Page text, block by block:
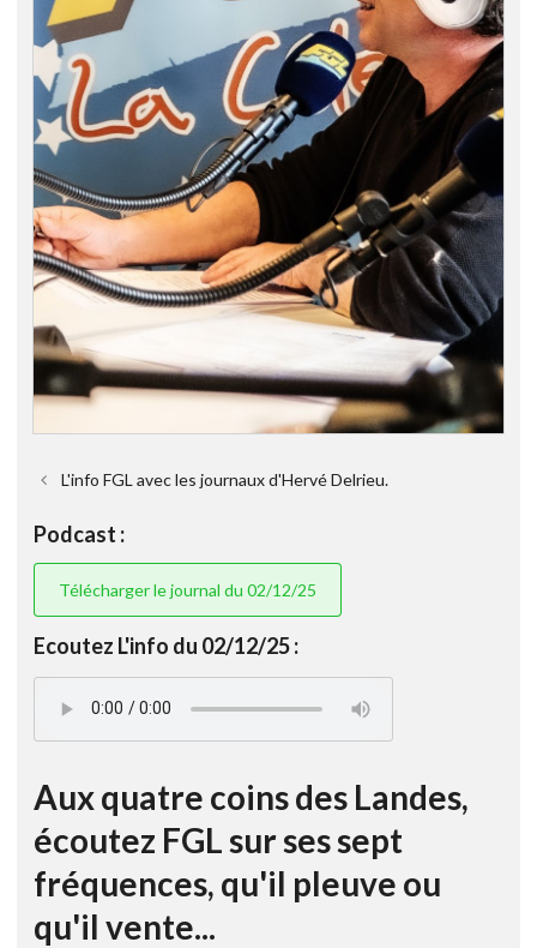
L'info FGL avec les journaux d'Hervé Delrieu.
Podcast :
Télécharger le journal du 02/12/25
Ecoutez L'info du 02/12/25 :
Aux quatre coins des Landes,
écoutez FGL sur ses sept
fréquences, qu'il pleuve ou
qu'il vente...